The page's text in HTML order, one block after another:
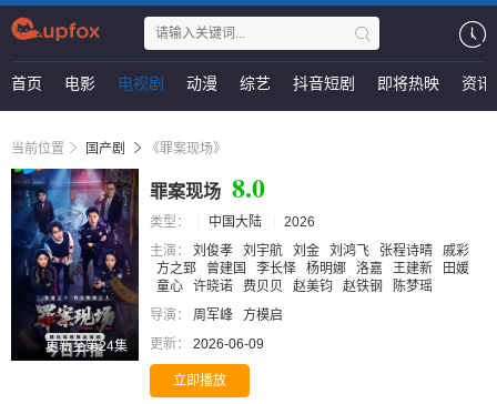
首页 电影 电视剧 动漫 综艺 抖音短剧 即将热映 资讯
当前位置 国产剧 《罪案现场》
更新至第24集
罪案现场 8.0
类型： 中国大陆
2026
主演：
刘俊孝 刘宇航 刘金 刘鸿飞 张程诗晴
戚彩
方之郅
曾建国 李长怿 杨明娜 洛嘉 王建新
田媛
童心
许晓诺 费贝贝 赵美钧 赵铁钢
陈梦瑶
导演：
周军峰
方模启
更新：
2026-06-09
立即播放